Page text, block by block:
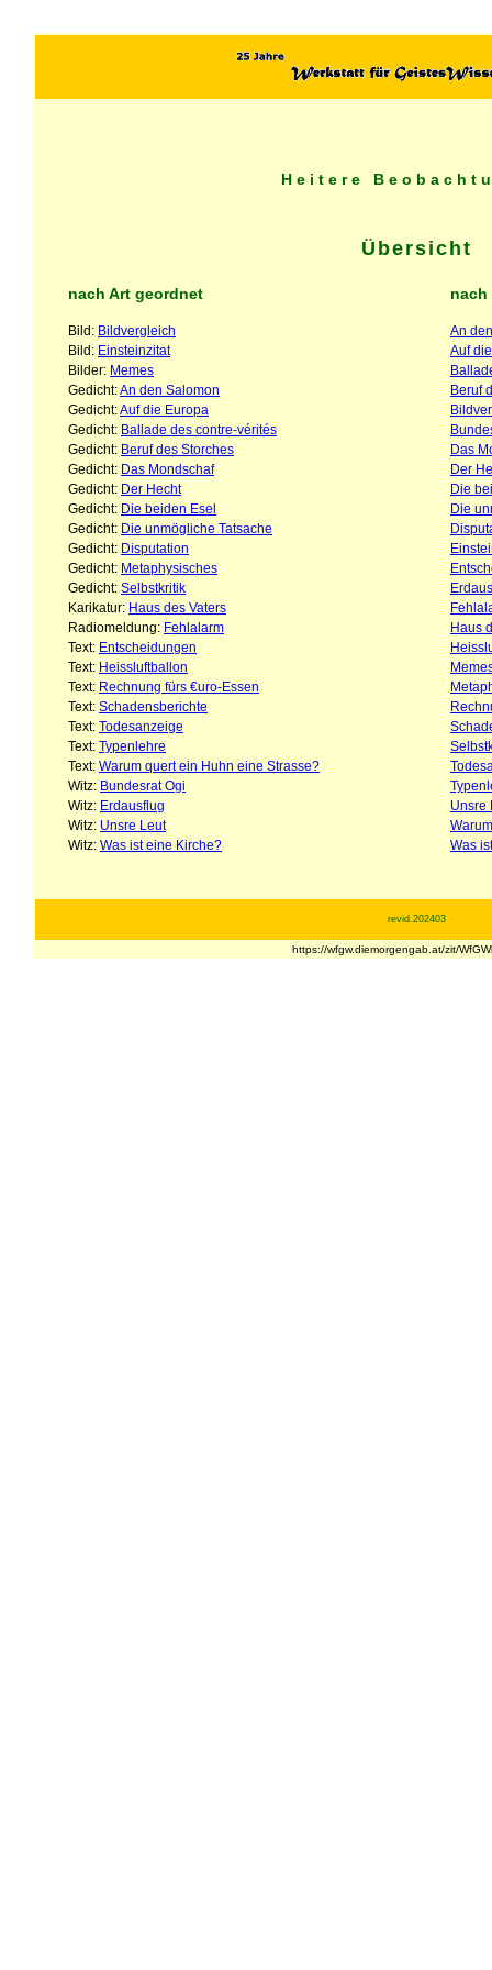
Heitere
Übersicht
nach Art geordnet nach
Bild: Bildvergleich
An
Bild: Einsteinzitat
Auf
Bilder: Memes
Gedicht:An den Salomon
Beruf
Gedicht:Auf die Europa
Gedicht: Ballade des contre-vérités
Gedicht: Beruf des Storches
Das
Gedicht: Das Mondschaf
Der
Gedicht: Der Hecht
Die
Gedicht: Die beiden Esel
Die
Gedicht: Die unmögliche Tatsache
Gedicht: Disputation
Gedicht: Metaphysisches
Gedicht: Selbstkritik
Karikatur: Haus des Vaters
Radiomeldung: Fehlalarm
Haus
Text: Entscheidungen
Text: Heissluftballon
Text: Rechnung fürs €uro-Essen
Text: Schadensberichte
Text: Todesanzeige
Text: Typenlehre
Text: Warum quert ein Huhn eine Strasse?
Witz: Bundesrat Ogi
Witz: Erdausflug
Unsre
Witz: Unsre Leut
Witz: Was ist eine Kirche? Was
revid.202403
https://wfgw.diemorgengab.at/zit/